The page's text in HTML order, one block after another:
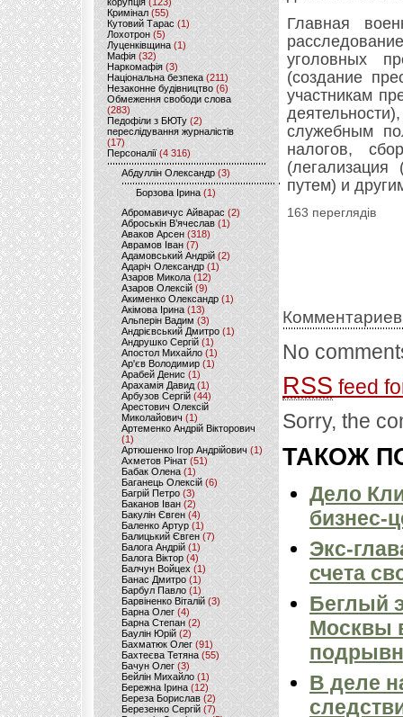
Кримінал (55)
Кутовий Тарас (1)
Лохотрон(5)
Луценківщина (1)
Мафія (32)
Наркомафія (3)
Національна безпека (211)
Незаконне будівництво(6)
Обмеження свободи слова
(283)
Педофіли з БЮТу (2)
переслідування журналістів
(17)
Персоналії (4 316)
Абдуллін Олександр (3)
Борзова Ірина(1)
Абромавичус Айварас (2)
Аброськін В’ячеслав(1)
Аваков Арсен (318)
Аврамов Іван (7)
Адамовський Андрій(2)
Адаріч Олександр (1)
Азаров Микола (12)
Азаров Олексій (9)
Акименко Олександр(1)
Акімова Ірина(13)
Альперін Вадим (3)
Андрієвський Дмитро(1)
Андрушко Сергій(1)
Апостол Михайло(1)
Ар'єв Володимир (1)
Арабей Денис(1)
Арахамія Давид (1)
Арбузов Сергій (44)
Арестович Олексій
Миколайович(1)
Артеменко Андрій Вікторович
(1)
Артюшенко Ігор Андрійович(1)
Ахметов Рінат(51)
Бабак Олена(1)
Баганець Олексій(6)
Багрій Петро (3)
Баканов Іван(2)
Бакулін Євген (4)
Баленко Артур(1)
Балицький Євген(7)
Балога Андрій (1)
Балога Віктор (4)
Балчун Войцех (1)
Банас Дмитро (1)
Барбул Павло(1)
Барвіненко Віталій(3)
Барна Олег (4)
Барна Степан (2)
Баулін Юрій (2)
Бахматюк Олег (91)
Бахтеєва Тетяна(55)
Бачун Олег (3)
Бейлін Михайло (1)
Бережна Ірина(12)
Береза Борислав(2)
Березенко Сергій (7)
Главная
уголовных
(создание
участникам
служебным
налогов,
путем) и
163 переглядів
No
RSS feed
Sorry, the
ТАКОЖ
Дело
бизнес-
Экс-
счета
Беглый
Москвы
В деле